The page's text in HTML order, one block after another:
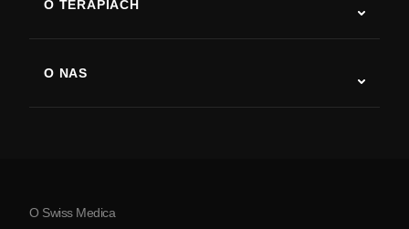
Choroba Parkinsona
Zapalenie stawów
O TERAPIACH
O NAS
O Serbii
O Swiss Medica